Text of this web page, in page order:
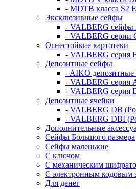
- MDTB класса S2
Эксклюзивные сейфы
- VALBERG сейфы
- VALBERG серии
Огнестойкие картотеки
- VALBERG серия
Депозитные сейфы
- AIKO депозитные
- VALBERG серия
- VALBERG серия
Депозитные ячейки
- VALBERG DB
- VALBERG DBI
Дополнительные
Сейфы Большого размера
Сейфы маленькие
С ключом
С механическим
С электронным кодовым
Для денег